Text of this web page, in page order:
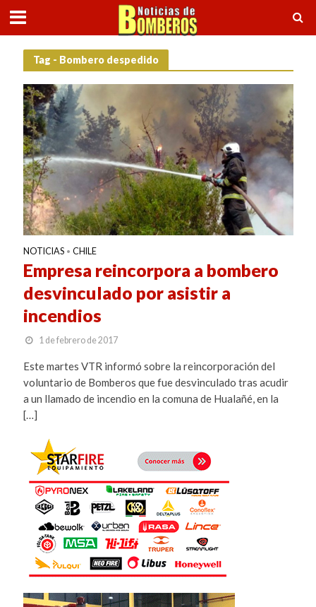
Tag - Bombero despedido
NOTICIAS • CHILE
Empresa reincorpora a bombero
desvinculado por asistir a
incendios
1 de febrero de 2017
Este martes VTR informó sobre la reincorporación del
voluntario de Bomberos que fue desvinculado tras acudir
a un llamado de incendio en la comuna de Hualañé, en la
[…]